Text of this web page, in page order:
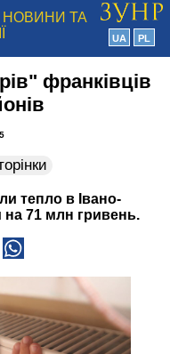
НОВИНИ ТА
UA PL
франківців
тепло в Івано-
71 млн гривень.